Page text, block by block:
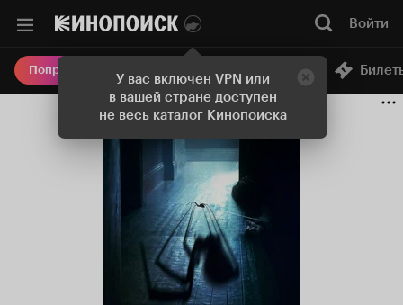
У вас включен VPN или
в вашей стране доступен
не весь каталог Кинопоиска
Войти
Попробовать Плюс Онлайн-кинотеатр